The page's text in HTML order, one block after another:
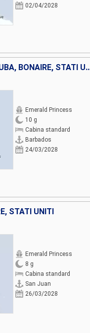
02/04/2028
BARBADOS, PORTORICO,
Emerald Princess
10 g
Cabina standard
Barbados
24/03/2028
STATI UNITI
Emerald Princess
8 g
Cabina standard
San Juan
26/03/2028